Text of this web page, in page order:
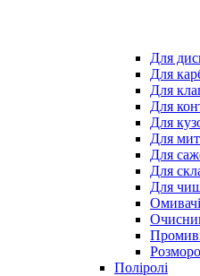
Для
Для
Для
Для
Для
Для
Для
Для
Для
Поліролі